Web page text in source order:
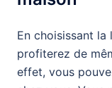
En choisissant
profiterez de
effet, vous